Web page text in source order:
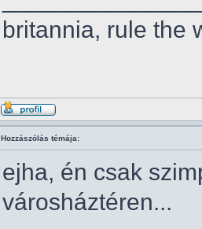
britannia, rule the
Hozzászólás témája:
ejha, én csak
városháztéren...